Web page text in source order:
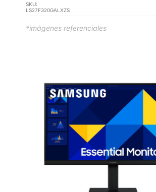
SKU:
LS27F320GALXZS
*imágenes referenciales